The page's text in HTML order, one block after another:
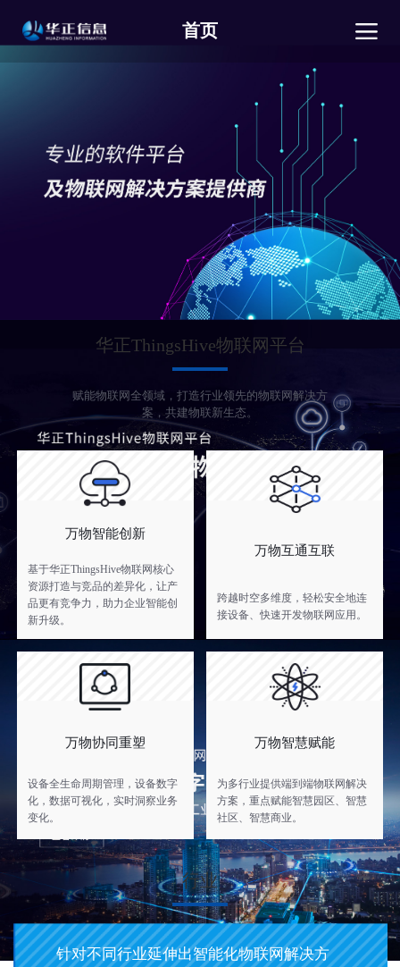
首页
华正ThingsHive物联网平台
赋能物联网全领域，打造行业领先的物联网解决方
案，共建物联新生态。
万物智能创新
基于华正ThingsHive物联网核心
资源打造与竞品的差异化，让产
品更有竞争力，助力企业智能创
新升级。
万物互通互联
跨越时空多维度，轻松安全地连
接设备、快速开发物联网应用。
万物协同重塑
设备全生命周期管理，设备数字
化，数据可视化，实时洞察业务
变化。
万物智慧赋能
为多行业提供端到端物联网解决
方案，重点赋能智慧园区、智慧
社区、智慧商业。
行业
针对不同行业延伸出智能化物联网解决方